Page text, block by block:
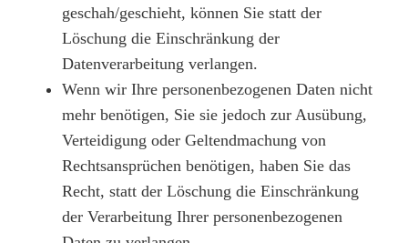
geschah/geschieht, können Sie statt der
Löschung die Einschränkung der
Datenverarbeitung verlangen.
Wenn wir Ihre personenbezogenen Daten nicht
mehr benötigen, Sie sie jedoch zur Ausübung,
Verteidigung oder Geltendmachung von
Rechtsansprüchen benötigen, haben Sie das
Recht, statt der Löschung die Einschränkung
der Verarbeitung Ihrer personenbezogenen